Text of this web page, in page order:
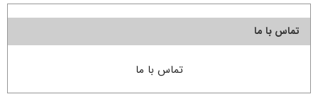
تماس با ما
تماس با ما